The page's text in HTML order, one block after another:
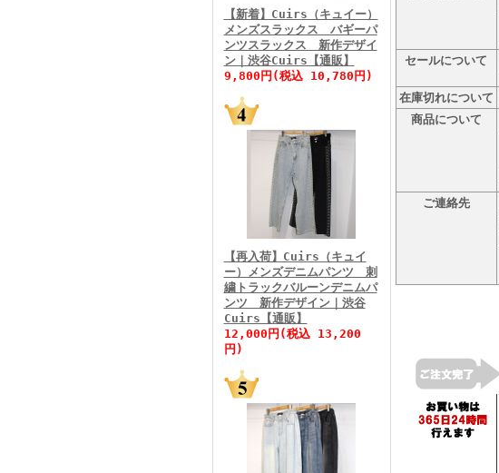
FINEBOYS2026年2月号
FINEBOYS2026年1月号
【新着】Cuirs（キュイー）
メンズスラックス バギーパ
ンツスラックス 新作デザイ
ン｜渋谷Cuirs【通販】
9,800円(税込 10,780円)
【再入荷】Cuirs（キュイ
ー）メンズデニムパンツ 刺
繍トラックバルーンデニムパ
ンツ 新作デザイン｜渋谷
Cuirs【通販】
12,000円(税込 13,200
円)
セールについて
在庫切れについて
商品について
ご連絡先